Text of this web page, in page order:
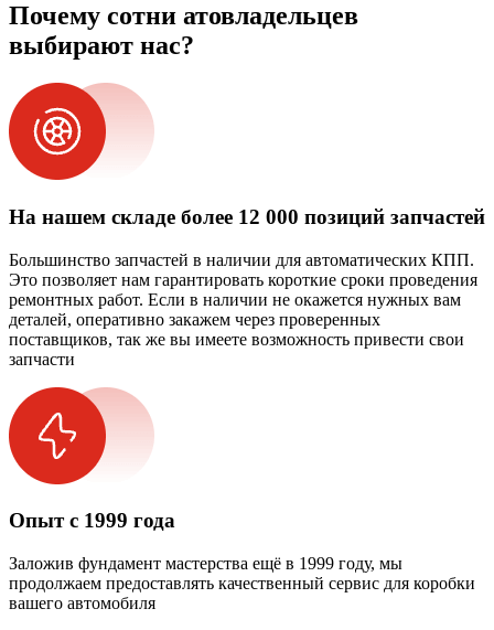
Почему сотни атовладельцев
выбирают нас?
На нашем складе более 12 000 позиций запчастей
Большинство запчастей в наличии для автоматических КПП.
Это позволяет нам гарантировать короткие сроки проведения
ремонтных работ. Если в наличии не окажется нужных вам
деталей, оперативно закажем через проверенных
поставщиков, так же вы имеете возможность привести свои
запчасти
Опыт с 1999 года
Заложив фундамент мастерства ещё в 1999 году, мы
продолжаем предоставлять качественный сервис для коробки
вашего автомобиля